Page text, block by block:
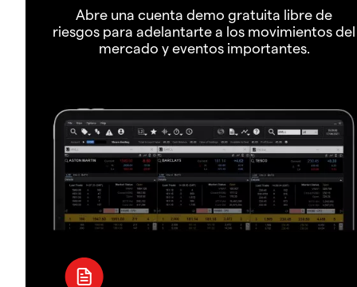
Abre una cuenta demo gratuita libre de
riesgos para adelantarte a los movimientos del
mercado y eventos importantes.